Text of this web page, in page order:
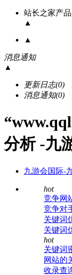
站长之家产品
▲
▲
消息通知
▲
更新日志(0)
消息通知(0)
分析 -九
九游会国际-
hot
竞争网
竞争对
关键词
关键词
hot
关键词
网站的
收录查